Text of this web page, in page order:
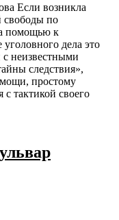
Если возникла
свободы по
помощью к
дела это
с неизвестными
следствия»,
простому
с тактикой своего